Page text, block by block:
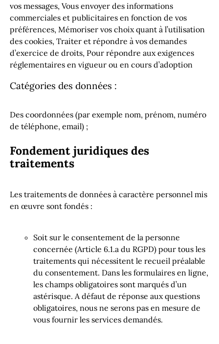
vos messages, Vous envoyer des informations
commerciales et publicitaires en fonction de vos
préférences, Mémoriser vos choix quant à l’utilisation
des cookies, Traiter et répondre à vos demandes
d’exercice de droits, Pour répondre aux exigences
réglementaires en vigueur ou en cours d’adoption
Catégories des données :
Des coordonnées (par exemple nom, prénom, numéro
de téléphone, email) ;
Fondement juridiques des
traitements
Les traitements de données à caractère personnel mis
en œuvre sont fondés :
Soit sur le consentement de la personne
concernée (Article 6.1.a du RGPD) pour tous les
traitements qui nécessitent le recueil préalable
du consentement. Dans les formulaires en ligne,
les champs obligatoires sont marqués d’un
astérisque. A défaut de réponse aux questions
obligatoires, nous ne serons pas en mesure de
vous fournir les services demandés.